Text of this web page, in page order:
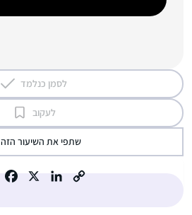
לסמן כנלמד
לעקוב
שתפי את השיעור הזה